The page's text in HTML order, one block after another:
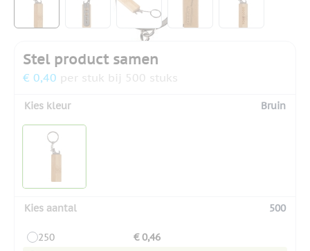
Stel product samen
€ 0,40 per stuk bij 500 stuks
Kies kleur Bruin
Kies aantal 500
250
€ 0,46